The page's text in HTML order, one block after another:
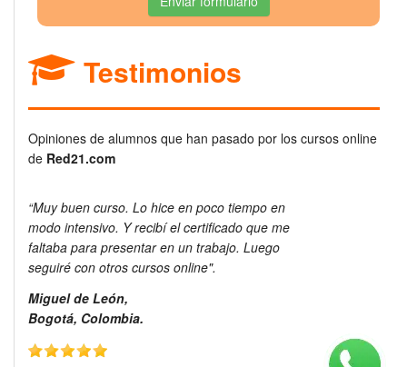
Testimonios
Opiniones de alumnos que han pasado por los cursos online
de Red21.com
“Muy buen curso. Lo hice en poco tiempo en
modo intensivo. Y recibí el certificado que me
faltaba para presentar en un trabajo. Luego
seguiré con otros cursos online".
Miguel de León,
Bogotá, Colombia.